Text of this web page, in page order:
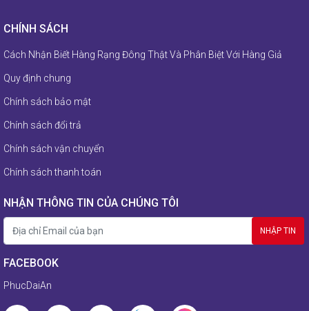
CHÍNH SÁCH
Cách Nhận Biết Hàng Rạng Đông Thật Và Phân Biệt Với Hàng Giả
Quy định chung
Chính sách bảo mật
Chính sách đổi trả
Chính sách vận chuyển
Chính sách thanh toán
NHẬN THÔNG TIN CỦA CHÚNG TÔI
FACEBOOK
PhucDaiAn